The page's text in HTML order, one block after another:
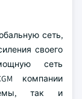
сеть,
своего
сеть
компании
так и